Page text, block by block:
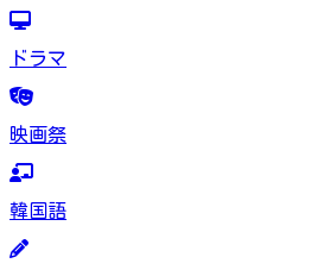
ドラマ
映画祭
韓国語